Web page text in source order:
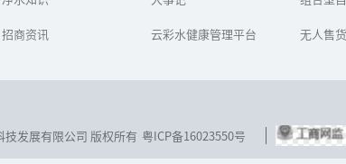
招商资讯 云彩水健康管理平台 无人售
发展有限公司 版权所有 粤ICP备16023550号